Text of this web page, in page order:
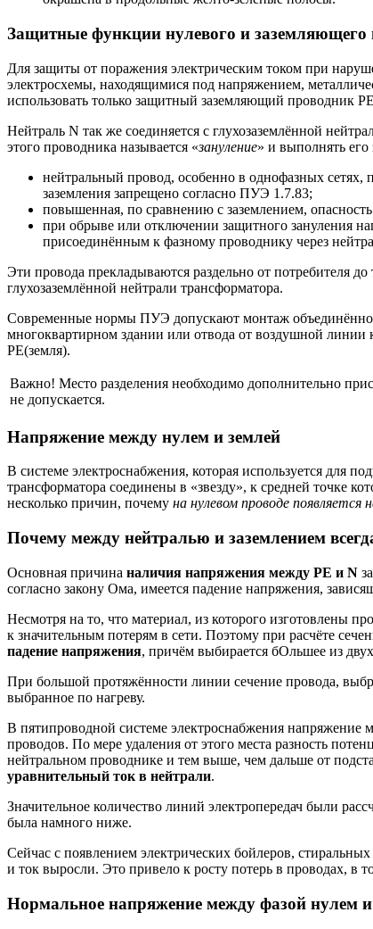
Защитные функции нулевого и заземляющего
Для защиты от поражения электрическим током при
электросхемы, находящимися под напряжением,
использовать только защитный заземляющий проводник
Нейтраль N так же соединяется с глухозаземлённой
этого проводника называется «зануление» и выполнять
нейтральный провод, особенно в однофазных сетях,
заземления запрещено согласно ПУЭ 1.7.83;
повышенная, по сравнению с заземлением,
при обрыве или отключении защитного зануления
присоединённым к фазному проводнику через
Эти провода прекладываются раздельно от потребителя
глухозаземлённой нейтрали трансформатора.
Современные нормы ПУЭ допускают монтаж
многоквартирном здании или отвода от воздушной линии
РЕ(земля).
Важно! Место разделения необходимо дополнительно
не допускается.
Напряжение между нулем и землей
В системе электроснабжения, которая используется для
трансформатора соединены в «звезду», к средней точке
несколько причин, почему на нулевом проводе появляется
Почему между нейтралью и заземлением
Основная причина наличия напряжения между PE и N
согласно закону Ома, имеется падение напряжения,
Несмотря на то, что материал, из которого изготовлены
к значительным потерям в сети. Поэтому при расчёте
падение напряжения, причём выбирается бОльшее из
При большой протяжённости линии сечение провода,
выбранное по нагреву.
В пятипроводной системе электроснабжения напряжение
проводов. По мере удаления от этого места разность
нейтральном проводнике и тем выше, чем дальше от
уравнительный ток в нейтрали.
Значительное количество линий электропередач были
была намного ниже.
Сейчас с появлением электрических бойлеров,
и ток выросли. Это привело к росту потерь в проводах, в
Нормальное напряжение между фазой нулем и